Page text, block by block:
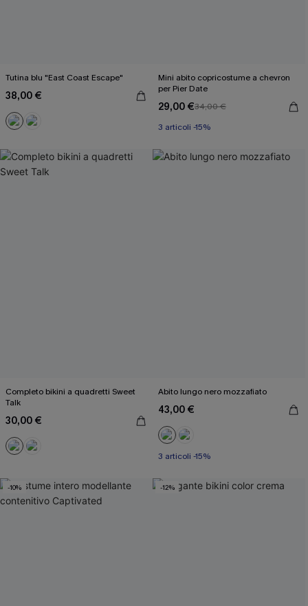
Tutina blu "East Coast Escape"
38,00 €
Mini abito copricostume a chevron
per Pier Date
29,00 €34,00 €
3 articoli -15%
Completo bikini a quadretti Sweet
Talk
30,00 €
Abito lungo nero mozzafiato
43,00 €
3 articoli -15%
-10% -12%